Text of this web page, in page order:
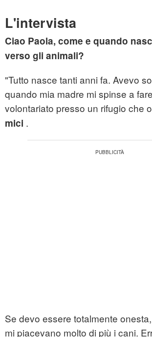
L'intervista
Ciao Paola, come e quando
verso gli animali?
"Tutto nasce tanti anni fa. Avevo
quando mia madre mi spinse a
volontariato presso un rifugio che
mici .
Se devo essere totalmente
mi piacevano molto di più i cani.